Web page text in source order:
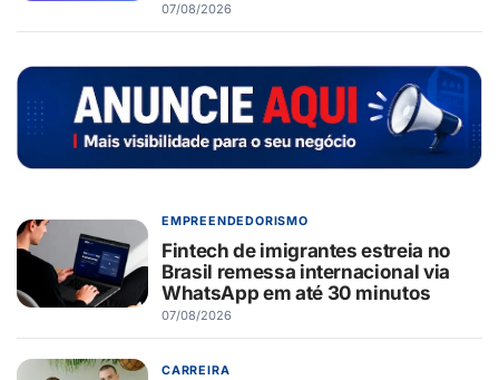
07/08/2026
EMPREENDEDORISMO
Fintech de imigrantes estreia no
Brasil remessa internacional via
WhatsApp em até 30 minutos
07/08/2026
CARREIRA